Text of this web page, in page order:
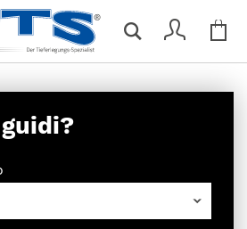
u
nel tuo carrello.